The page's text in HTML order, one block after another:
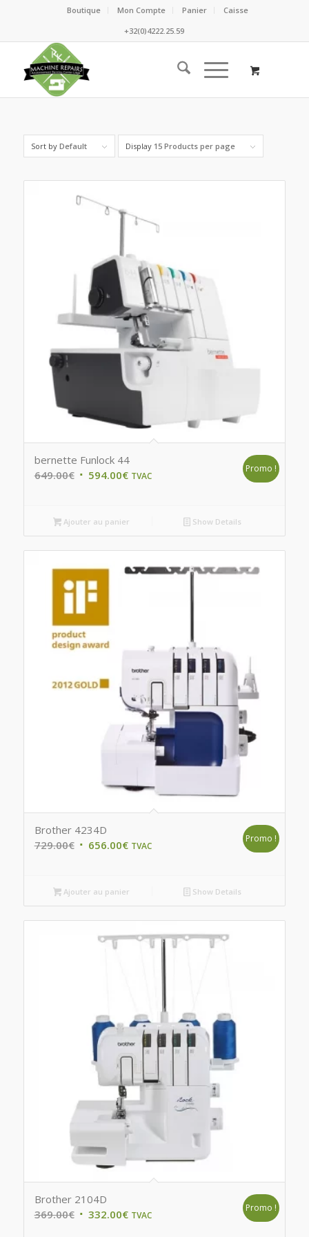
Boutique Mon Compte Panier
Caisse
+32(0)4222.25.59
Sort by Default Display 15 Products per page
bernette Funlock 44
649.00€ Original
649.00€.
594.00€Current
594.00€.
TVAC
Promo !
Ajouter au panier Show Details
Brother 4234D
729.00€ Original
729.00€.
656.00€Current
656.00€.
TVAC
Promo !
Ajouter au panier Show Details
Brother 2104D
369.00€ Original
332.00€Current
TVAC
Promo !